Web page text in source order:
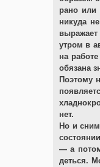
рано или
никуда
выражает
утром в
на
обязана
Поэтому
нет.
Но и
— а потом
деться.